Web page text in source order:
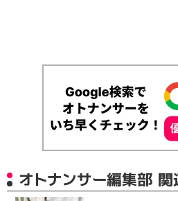
オトナンサー編集部